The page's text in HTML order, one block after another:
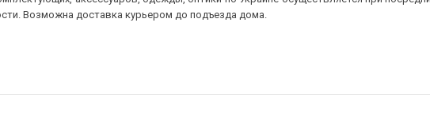
Возможна доставка курьером до подъезда дома.